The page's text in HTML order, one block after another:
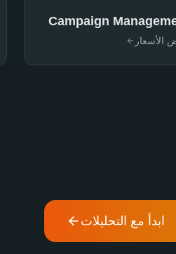
Campaign
الأسعار
ابدأ مع التحليلات